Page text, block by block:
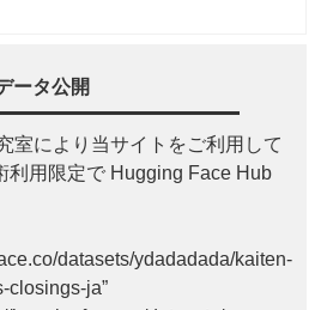
ータ公開
室により当サイトをご利用して
利用限定で Hugging Face Hub
datasets/ydadadada/kaiten-
closings-ja”